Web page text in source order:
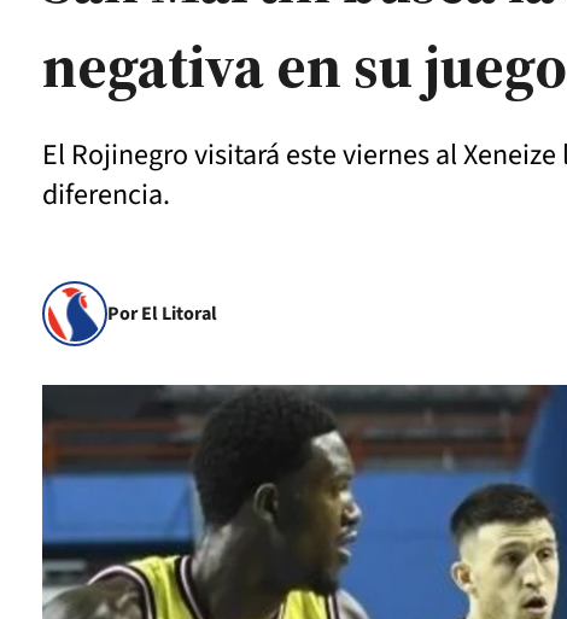
negativa en su
El Rojinegro visitará este viernes al
diferencia.
Por El Litoral